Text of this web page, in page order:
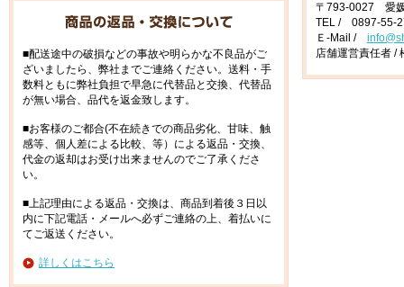
■配送途中の破損などの事故や明らかな不良品がご
ざいましたら、弊社までご連絡ください。送料・手
数料ともに弊社負担で早急に代替品と交換、代替品
が無い場合、品代を返金致します。
■お客様のご都合(不在続きでの商品劣化、甘味、触
感等、個人差による比較、等）による返品・交換、
代金の返却はお受け出来ませんのでご了承くださ
い。
■上記理由による返品・交換は、商品到着後３日以
内に下記電話・メールへ必ずご連絡の上、着払いに
てご返送ください。
詳しくはこちら
〒793-0027 愛
TEL / 0897-55-
Ｅ-Mail /
店舗運営責任者 /